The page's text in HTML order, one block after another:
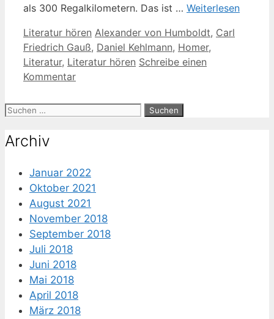
als 300 Regalkilometern. Das ist … Weiterlesen
Kategorien
Literatur hören Schlagwörter
Alexander von Humboldt, Carl
Friedrich Gauß, Daniel Kehlmann, Homer,
Literatur, Literatur hören Schreibe einen
Kommentar
Suche
Archiv
Januar 2022
Oktober 2021
August 2021
November 2018
September 2018
Juli 2018
Juni 2018
Mai 2018
April 2018
März 2018